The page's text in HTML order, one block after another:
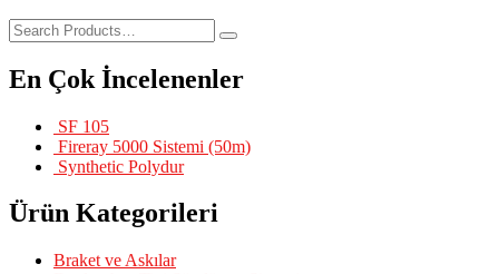
En Çok İncelenenler
SF 105
Fireray 5000 Sistemi (50m)
Synthetic Polydur
Ürün Kategorileri
Braket ve Askılar